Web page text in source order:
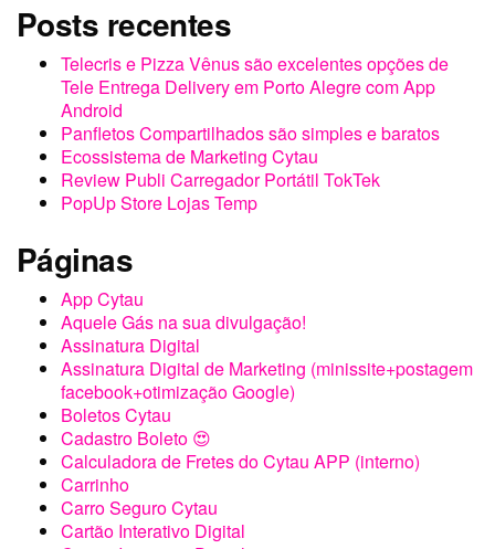
Posts recentes
Telecris e Pizza Vênus são excelentes opções de
Tele Entrega Delivery em Porto Alegre com App
Android
Panfletos Compartilhados são simples e baratos
Ecossistema de Marketing Cytau
Review Publi Carregador Portátil TokTek
PopUp Store Lojas Temp
Páginas
App Cytau
Aquele Gás na sua divulgação!
Assinatura Digital
Assinatura Digital de Marketing (minissite+postagem
facebook+otimização Google)
Boletos Cytau
Cadastro Boleto 😍
Calculadora de Fretes do Cytau APP (interno)
Carrinho
Carro Seguro Cytau
Cartão Interativo Digital